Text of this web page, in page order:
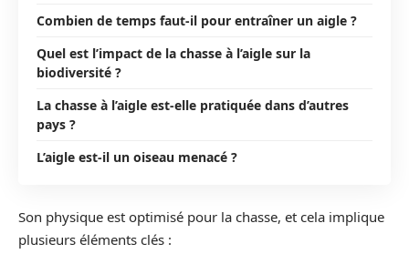
Combien de temps faut-il pour entraîner un aigle ?
Quel est l’impact de la chasse à l’aigle sur la
biodiversité ?
La chasse à l’aigle est-elle pratiquée dans d’autres
pays ?
L’aigle est-il un oiseau menacé ?
Son physique est optimisé pour la chasse, et cela implique
plusieurs éléments clés :